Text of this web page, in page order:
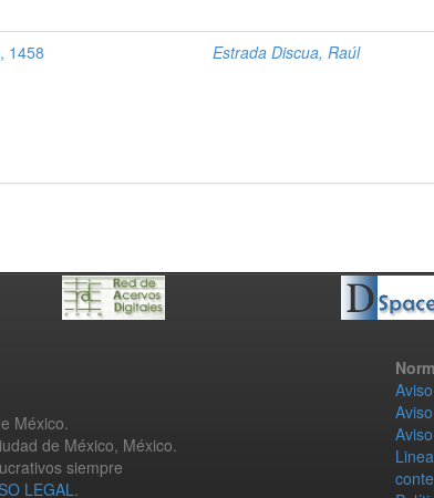
1458 Estrada Discua, Raúl
México.
de México, México.
siempre
LEGAL.